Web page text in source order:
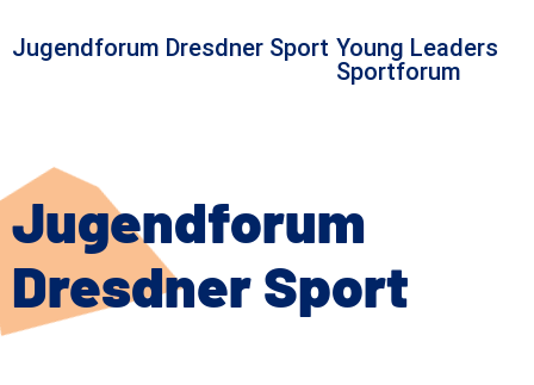
Jugendforum Dresdner Sport Young Leaders
Sportforum
Jugendforum
Dresdner Sport